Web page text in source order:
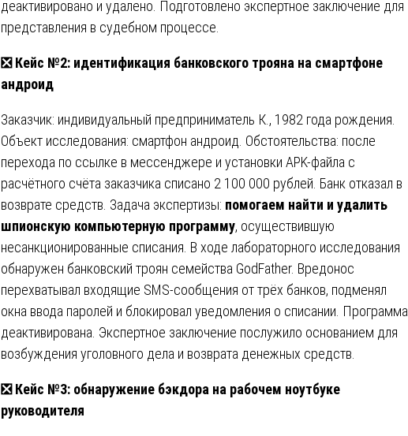
деактивировано и удалено. Подготовлено экспертное заключение для
представления в судебном процессе.
❎Кейс №2: идентификация банковского трояна на смартфоне
андроид
Заказчик: индивидуальный предприниматель К., 1982 года рождения.
Объект исследования: смартфон андроид. Обстоятельства: после
перехода по ссылке в мессенджере и установки APK-файла с
расчётного счёта заказчика списано 2 100 000 рублей. Банк отказал в
возврате средств. Задача экспертизы: помогаем найти и удалить
шпионскую компьютерную программу, осуществившую
несанкционированные списания. В ходе лабораторного исследования
обнаружен банковский троян семейства GodFather. Вредонос
перехватывал входящие SMS-сообщения от трёх банков, подменял
окна ввода паролей и блокировал уведомления о списании. Программа
деактивирована. Экспертное заключение послужило основанием для
возбуждения уголовного дела и возврата денежных средств.
❎Кейс №3: обнаружение бэкдора на рабочем ноутбуке
руководителя